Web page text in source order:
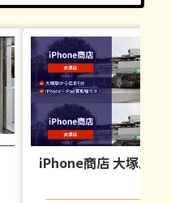
iPhone商店 大塚店